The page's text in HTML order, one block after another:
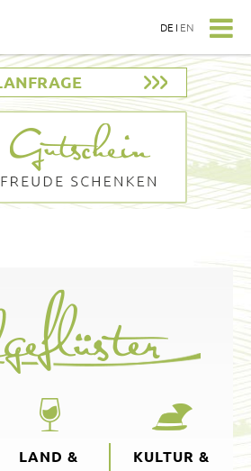
LAND &
KULTUR &
DE I EN